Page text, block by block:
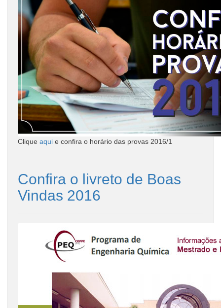
Clique aqui e confira o horário das provas 2016/1
Confira o livreto de Boas
Vindas 2016